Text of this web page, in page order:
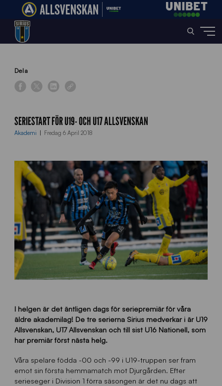
Home»
Dela
SERIESTART FÖR U19- OCH U17 ALLSVENSKAN
Akademi Fredag 6 April 2018
I helgen är det äntligen dags för seriepremiär för våra
äldre akademilag! De tre serierna Sirius medverkar i är U19
Allsvenskan, U17 Allsvenskan och till sist U16 Nationell, som
har premiär först nästa helg.
Våra spelare födda -00 och -99 i U19-truppen ser fram
emot sin första hemmamatch mot Djurgården. Efter
serieseger i Division 1 förra säsongen är det nu dags att